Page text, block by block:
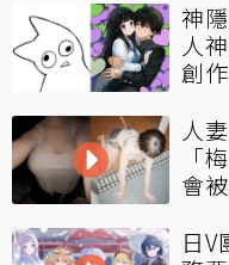
神
人
創作
人
「
會
日